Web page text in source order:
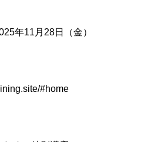
年11月28日（金）
#home